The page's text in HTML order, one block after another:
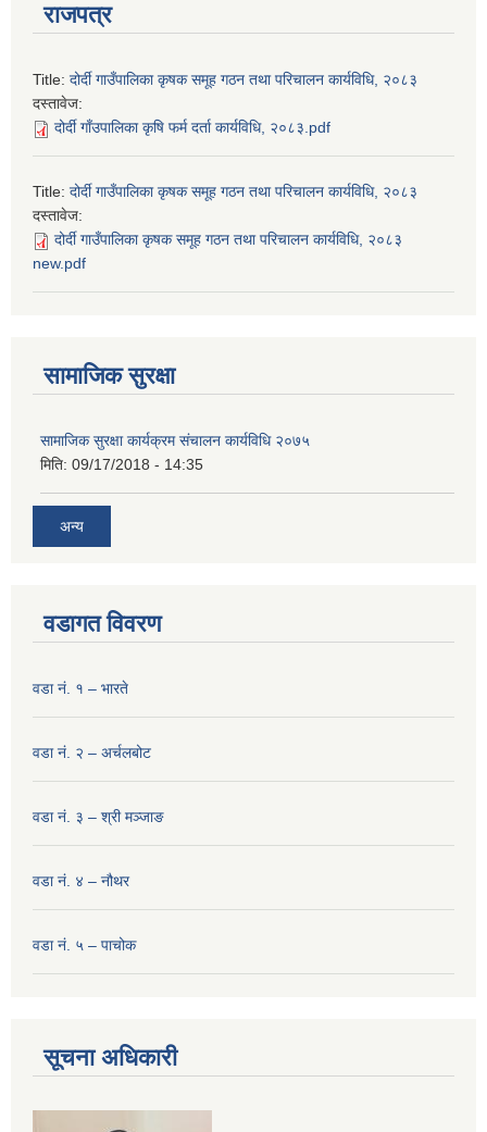
राजपत्र
Title: दोर्दी गाउँपालिका कृषक समूह गठन तथा परिचालन कार्यविधि, २०८३
दस्तावेज:
दोर्दी गाँउपालिका कृषि फर्म दर्ता कार्यविधि, २०८३.pdf
Title: दोर्दी गाउँपालिका कृषक समूह गठन तथा परिचालन कार्यविधि, २०८३
दस्तावेज:
दोर्दी गाउँपालिका कृषक समूह गठन तथा परिचालन कार्यविधि, २०८३
new.pdf
सामाजिक सुरक्षा
सामाजिक सुरक्षा कार्यक्रम संचालन कार्यविधि २०७५
मिति: 09/17/2018 - 14:35
अन्य
वडागत विवरण
वडा नं. १ – भारते
वडा नं. २ – अर्चलबोट
वडा नं. ३ – श्री मञ्‍जाङ
वडा नं. ४ – नौथर
वडा नं. ५ – पाचोक
सूचना अधिकारी